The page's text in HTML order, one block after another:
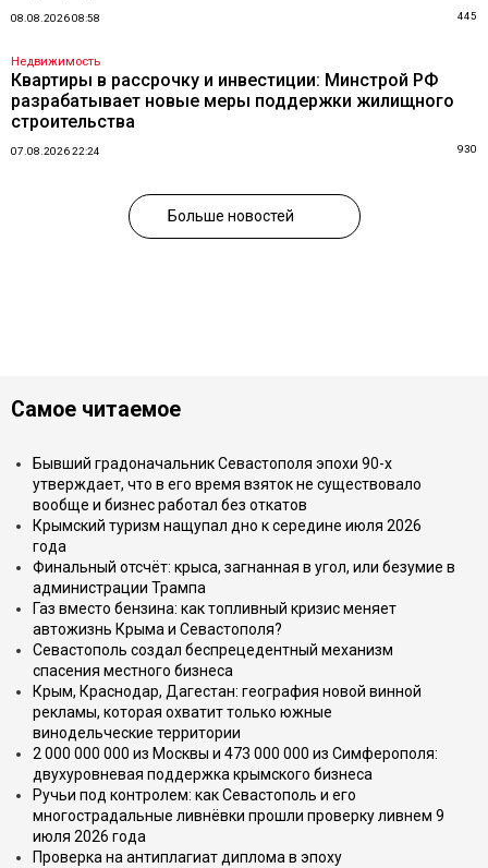
08.08.2026 08:58 445
Недвижимость
Квартиры в рассрочку и инвестиции: Минстрой РФ
разрабатывает новые меры поддержки жилищного
строительства
07.08.2026 22:24 930
Больше новостей
Самое читаемое
Бывший градоначальник Севастополя эпохи 90-х
утверждает, что в его время взяток не существовало
вообще и бизнес работал без откатов
Крымский туризм нащупал дно к середине июля 2026
года
Финальный отсчёт: крыса, загнанная в угол, или безумие в
администрации Трампа
Газ вместо бензина: как топливный кризис меняет
автожизнь Крыма и Севастополя?
Севастополь создал беспрецедентный механизм
спасения местного бизнеса
Крым, Краснодар, Дагестан: география новой винной
рекламы, которая охватит только южные
винодельческие территории
2 000 000 000 из Москвы и 473 000 000 из Симферополя:
двухуровневая поддержка крымского бизнеса
Ручьи под контролем: как Севастополь и его
многострадальные ливнёвки прошли проверку ливнем 9
июля 2026 года
Проверка на антиплагиат диплома в эпоху